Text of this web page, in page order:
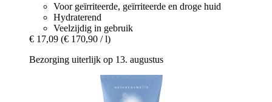
Voor geïrriteerde, geïrriteerde en droge huid
Hydraterend
Veelzijdig in gebruik
€ 17,09 (€ 170,90 / l)
Bezorging uiterlijk op 13. augustus